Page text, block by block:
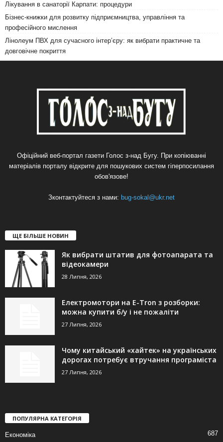
Лікування в санаторії Карпати: процедури
Бізнес-книжки для розвитку підприємництва, управління та
професійного мислення
Лінолеум ПВХ для сучасного інтер’єру: як вибрати практичне та
довговічне покриття
Офіційний веб-портал газети Голос з-над Бугу. При копіюванні
матеріалів порталу відкрите для пошукових систем гіперпосилання
обов'язове!
Зконтактуйтеся з нами: bug-sokal@ukr.net
ЩЕ БІЛЬШЕ НОВИН
Як вибрати штатив для фотоапарата та
відеокамери
28 Липня, 2026
Електромотори на E-Tron з розборки:
можна купити б/у і не пожаліти
27 Липня, 2026
Чому китайський «хайтек» на українських
дорогах потребує втручання програміста
27 Липня, 2026
ПОПУЛЯРНА КАТЕГОРІЯ
Економіка 687